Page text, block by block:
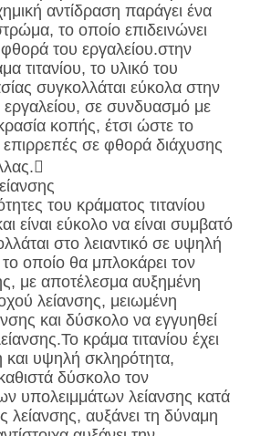
αντίδραση παράγει ένα
το οποίο επιδεινώνει
του εργαλείου.στην
τιτανίου, το υλικό του
συγκολλάται εύκολα στην
εργαλείου, σε συνδυασμό με
κοπής, έτσι ώστε το
επιρρεπές σε φθορά διάχυσης
του κράματος τιτανίου
είναι εύκολο να είναι συμβατό
στο λειαντικό σε υψηλή
οποίο θα μπλοκάρει τον
με αποτέλεσμα αυξημένη
λείανσης, μειωμένη
και δύσκολο να εγγυηθεί
κράμα τιτανίου έχει
υψηλή σκληρότητα,
δύσκολο τον
υπολειμμάτων λείανσης κατά
λείανσης, αυξάνει τη δύναμη